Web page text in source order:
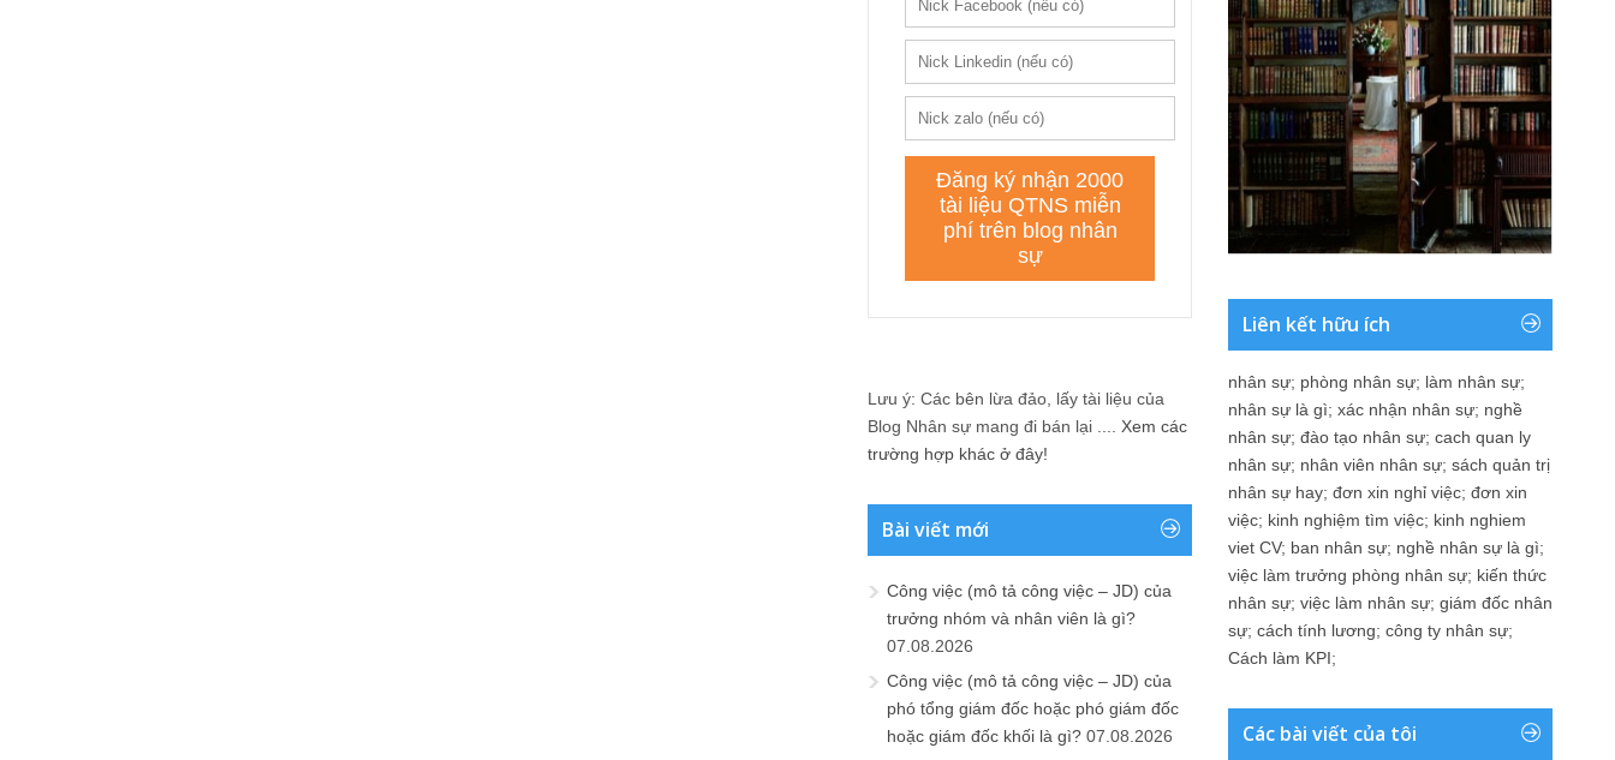
Lưu ý: Các bên lừa đảo, lấy tài liệu của
Blog Nhân sự mang đi bán lại .... Xem các
trường hợp khác ở đây!
Bài viết mới
Công việc (mô tả công việc – JD) của
trưởng nhóm và nhân viên là gì?
07.08.2026
Công việc (mô tả công việc – JD) của
phó tổng giám đốc hoặc phó giám đốc
hoặc giám đốc khối là gì? 07.08.2026
Liên kết hữu ích
nhân sự; phòng nhân sự; làm nhân sự;
nhân sự là gì; xác nhận nhân sự; nghề
nhân sự; đào tạo nhân sự; cach quan ly
nhân sự; nhân viên nhân sự; sách quản trị
nhân sự hay; đơn xin nghỉ việc; đơn xin
việc; kinh nghiệm tìm việc; kinh nghiem
viet CV; ban nhân sự; nghề nhân sự là gì;
việc làm trưởng phòng nhân sự; kiến thức
nhân sự; việc làm nhân sự; giám đốc nhân
sự; cách tính lương; công ty nhân sự;
Cách làm KPI;
Các bài viết của tôi